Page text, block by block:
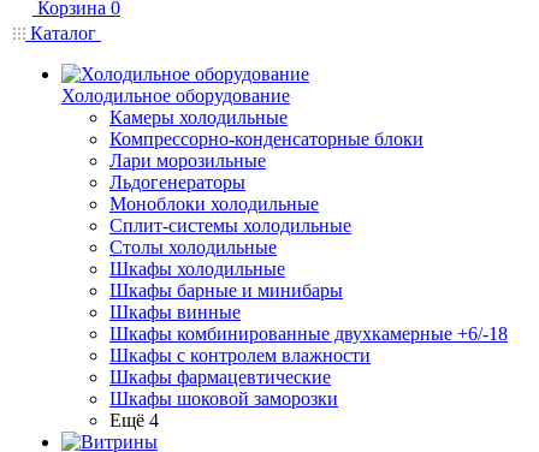
Корзина 0
Каталог
Холодильное оборудование
Камеры холодильные
Компрессорно-конденсаторные блоки
Лари морозильные
Льдогенераторы
Моноблоки холодильные
Сплит-системы холодильные
Столы холодильные
Шкафы холодильные
Шкафы барные и минибары
Шкафы винные
Шкафы комбинированные двухкамерные +6/-18
Шкафы с контролем влажности
Шкафы фармацевтические
Шкафы шоковой заморозки
Ещё 4